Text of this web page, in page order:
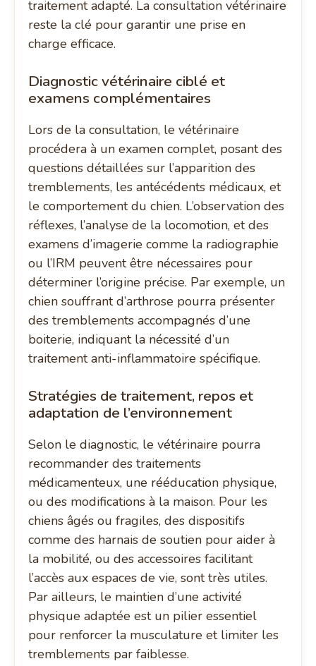
traitement adapté. La consultation vétérinaire
reste la clé pour garantir une prise en
charge efficace.
Diagnostic vétérinaire ciblé et
examens complémentaires
Lors de la consultation, le vétérinaire
procédera à un examen complet, posant des
questions détaillées sur l’apparition des
tremblements, les antécédents médicaux, et
le comportement du chien. L’observation des
réflexes, l’analyse de la locomotion, et des
examens d’imagerie comme la radiographie
ou l’IRM peuvent être nécessaires pour
déterminer l’origine précise. Par exemple, un
chien souffrant d’arthrose pourra présenter
des tremblements accompagnés d’une
boiterie, indiquant la nécessité d’un
traitement anti-inflammatoire spécifique.
Stratégies de traitement, repos et
adaptation de l’environnement
Selon le diagnostic, le vétérinaire pourra
recommander des traitements
médicamenteux, une rééducation physique,
ou des modifications à la maison. Pour les
chiens âgés ou fragiles, des dispositifs
comme des harnais de soutien pour aider à
la mobilité, ou des accessoires facilitant
l’accès aux espaces de vie, sont très utiles.
Par ailleurs, le maintien d’une activité
physique adaptée est un pilier essentiel
pour renforcer la musculature et limiter les
tremblements par faiblesse.